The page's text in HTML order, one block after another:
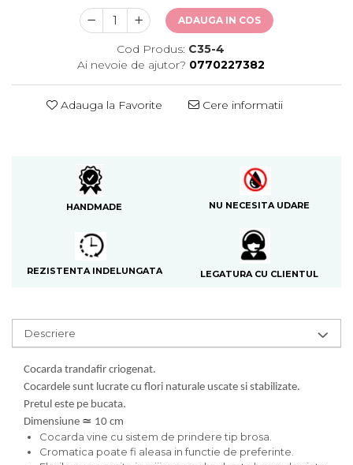
ADAUGA IN COS
Cod Produs: C35-4
Ai nevoie de ajutor? 0770227382
Adauga la Favorite Cere informatii
HANDMADE NU NECESITA UDARE
REZISTENTA INDELUNGATA LEGATURA CU CLIENTUL
Descriere
Cocarda trandafir criogenat.
Cocardele sunt lucrate cu flori naturale uscate si stabilizate.
Pretul este pe bucata.
Dimensiune ≃ 10 cm
Cocarda vine cu sistem de prindere tip brosa.
Cromatica poate fi aleasa in functie de preferinte.